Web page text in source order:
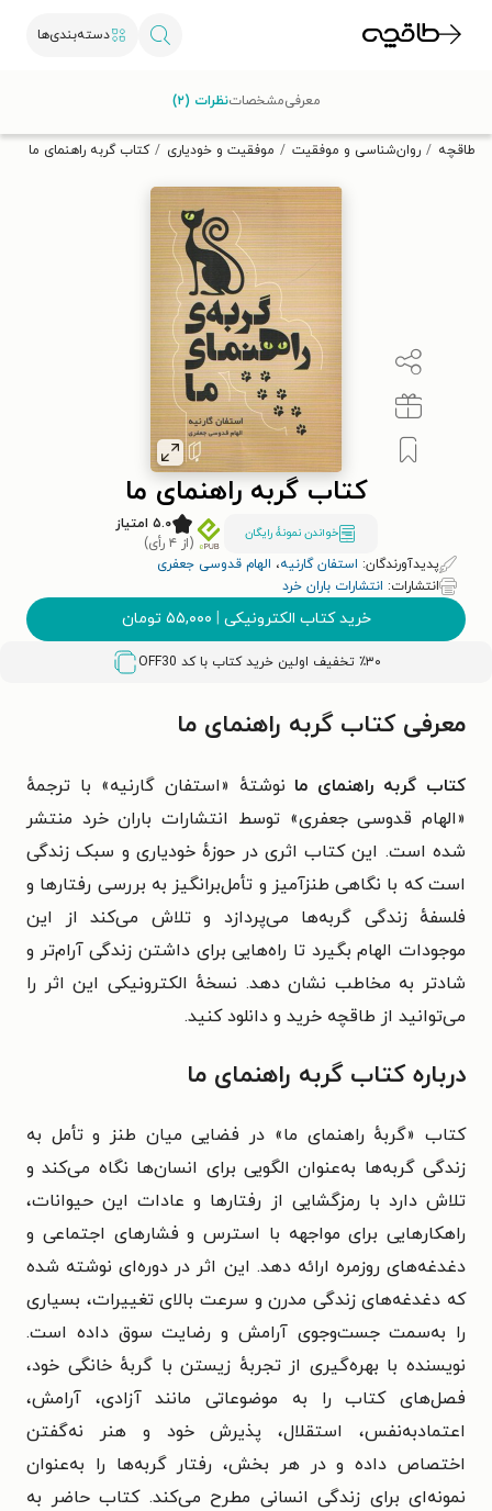
دسته‌بندی‌ها
تخفیف از طاقچه دریافت کن.
طاقچه روان‌شناسی و موفقیت موفقیت و خودیاری کتاب گربه راهنمای ما
کتاب گربه راهنمای ما
خواندن نمونۀ رایگان
۵.۰ امتیاز
(از ۴ رأی)
پدیدآورندگان: استفان گارنیه، الهام قدوسی جعفری
انتشارات: انتشارات باران خرد
خرید کتاب الکترونیکی | ۵۵,۰۰۰ تومان
٪۳۰ تخفیف اولین خرید کتاب با کد OFF30
معرفیمشخصاتنظرات (۲)
معرفی کتاب گربه راهنمای ما
کتاب گربه راهنمای ما نوشتهٔ «استفان گارنیه» با ترجمهٔ
«الهام قدوسی جعفری» توسط انتشارات باران خرد منتشر
شده است. این کتاب اثری در حوزهٔ خودیاری و سبک زندگی
است که با نگاهی طنزآمیز و تأمل‌برانگیز به بررسی رفتارها و
فلسفهٔ زندگی گربه‌ها می‌پردازد و تلاش می‌کند از این
موجودات الهام بگیرد تا راه‌هایی برای داشتن زندگی آرام‌تر و
شادتر به مخاطب نشان دهد. نسخهٔ الکترونیکی این اثر را
می‌توانید از طاقچه خرید و دانلود کنید.
درباره کتاب گربه راهنمای ما
کتاب «گربهٔ راهنمای ما» در فضایی میان طنز و تأمل به
زندگی گربه‌ها به‌عنوان الگویی برای انسان‌ها نگاه می‌کند و
تلاش دارد با رمزگشایی از رفتارها و عادات این حیوانات،
راهکارهایی برای مواجهه با استرس و فشارهای اجتماعی و
دغدغه‌های روزمره ارائه دهد. این اثر در دوره‌ای نوشته شده
که دغدغه‌های زندگی مدرن و سرعت بالای تغییرات، بسیاری
را به‌سمت جست‌وجوی آرامش و رضایت سوق داده است.
نویسنده با بهره‌گیری از تجربهٔ زیستن با گربهٔ خانگی خود،
فصل‌های کتاب را به موضوعاتی مانند آزادی، آرامش،
اعتمادبه‌نفس، استقلال، پذیرش خود و هنر نه‌گفتن
اختصاص داده و در هر بخش، رفتار گربه‌ها را به‌عنوان
نمونه‌ای برای زندگی انسانی مطرح می‌کند. کتاب حاضر به